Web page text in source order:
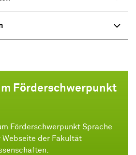
Förderschwerpunkt
Förderschwerpunkt Sprache
der Fakultät